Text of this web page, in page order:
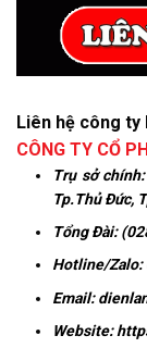
Liên hệ công ty
CÔNG TY CỔ
Trụ sở chính:
Tp.Thủ Đức,
Tổng Đài:
Hotline/Zalo:
Email:
Website: